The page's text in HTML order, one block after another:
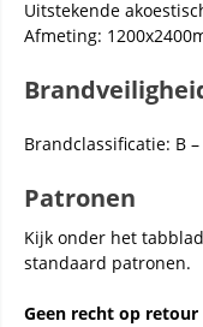
Uitstekende
Afmeting:
Brandclassificatie: B –
Patronen
Kijk onder het
standaard patronen.
Geen recht op